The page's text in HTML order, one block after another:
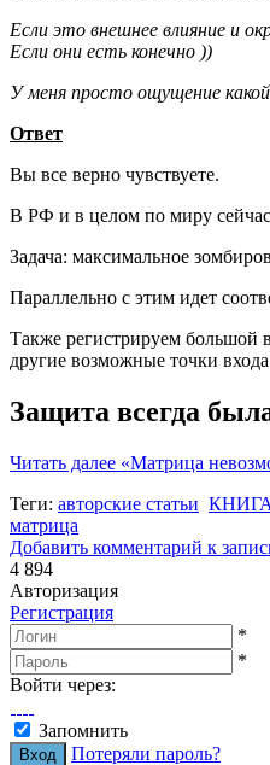
Если это внешнее влияние и
Если они есть конечно ))
У меня просто ощущение
Ответ
Вы все верно чувствуете.
В РФ и в целом по миру
Задача: максимальное
Параллельно с этим идет
Также регистрируем большой
другие возможные точки
Защита всегда
Читать далее «Матрица
Теги: авторские статьи
матрица
Добавить комментарий к
4 894
Авторизация
Регистрация
*
*
Войти через:
Запомнить
Потеряли пароль?